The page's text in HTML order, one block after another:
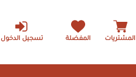
تسجيل الدخول المشتريات المفضلة